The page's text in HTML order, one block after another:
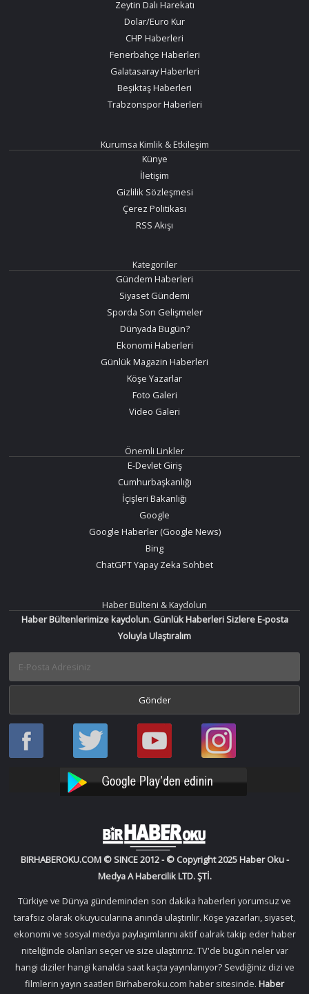
Zeytin Dalı Harekatı
Dolar/Euro Kur
CHP Haberleri
Fenerbahçe Haberleri
Galatasaray Haberleri
Beşiktaş Haberleri
Trabzonspor Haberleri
Kurumsa Kimlik & Etkileşim
Künye
İletişim
Gizlilik Sözleşmesi
Çerez Politikası
RSS Akışı
Kategoriler
Gündem Haberleri
Siyaset Gündemi
Sporda Son Gelişmeler
Dünyada Bugün?
Ekonomi Haberleri
Günlük Magazin Haberleri
Köşe Yazarlar
Foto Galeri
Video Galeri
Önemli Linkler
E-Devlet Giriş
Cumhurbaşkanlığı
İçişleri Bakanlığı
Google
Google Haberler (Google News)
Bing
ChatGPT Yapay Zeka Sohbet
Haber Bülteni & Kaydolun
Haber Bültenlerimize kaydolun. Günlük Haberleri Sizlere E-posta
Yoluyla Ulaştıralım
Haber
Oku
Haber
Oku
Bir
Haber
YouTube
Bir
Haber
Instagram
BIRHABEROKU.COM © SINCE 2012 - © Copyright 2025 Haber Oku -
Medya A Habercilik LTD. ŞTİ.
Türkiye ve Dünya gündeminden son dakika haberleri yorumsuz ve
tarafsız olarak okuyucularına anında ulaştırılır. Köşe yazarları, siyaset,
ekonomi ve sosyal medya paylaşımlarını aktif oalrak takip eder haber
niteliğinde olanları seçer ve size ulaştırırız. TV'de bugün neler var
hangi diziler hangi kanalda saat kaçta yayınlanıyor? Sevdiğiniz dizi ve
filmlerin yayın saatleri Birhaberoku.com haber sitesinde. Haber